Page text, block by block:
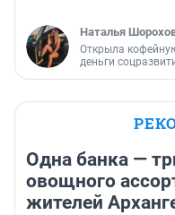
Наталья
Открыла
деньги
Одна банка —
овощного
жителей